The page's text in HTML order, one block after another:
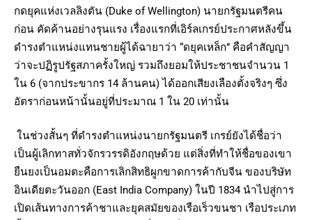
กดยุคแห่งเวลลิงตัน (Duke of Wellington) นายกรัฐมนตรีคน
ก่อน คัดค้านอย่างรุนแรง เรื่องแรกที่เอิร์ลเกรย์ประกาศหลังขึ้น
ดำรงตำแหน่งแทนชายผู้ได้ฉายาว่า “ดยุคเหล็ก” คือคำสัญญา
ว่าจะปฏิรูปรัฐสภาครั้งใหญ่ รวมถึงยอมให้ประชาชนจำนวน 1
ใน 6 (จากประขากร 14 ล้านคน) ได้ออกเสียงเลืองตั้งจริงๆ ซึ่ง
อัตราก่อนหน้านั้นอยู่ที่ประมาณ 1 ใน 20 เท่านั้น
ในช่วงสั้นๆ ที่ดำรงตำแหน่งนายกรัฐมนตรี เกรย์ยังได้ชื่อว่า
เป็นผู้เลิกทาสทั่วจักรวรรดิอังกฤษด้วย แต่สิ่งที่ทำให้ชื่อของเขา
ยืนยงเป็นอมตะคือการเลิกสิทธิผูกขาดการค้ากับจีน ของบริษัท
อินเดียตะวันออก (East India Company) ในปี 1834 นำไปสู่การ
เปิดเส้นทางการค้าชาและยุคสมัยของเรือเร็วขนชา เรือประเภท